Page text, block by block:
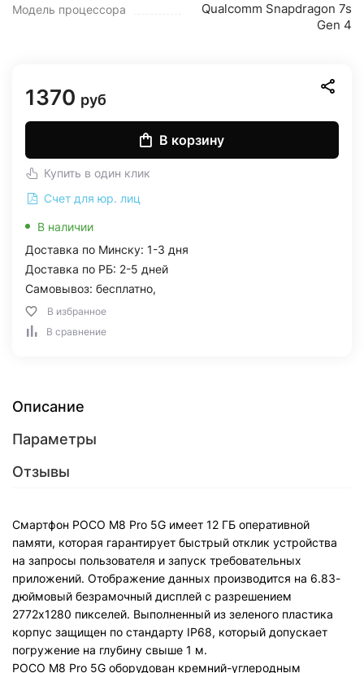
Модель процессора
Qualcomm Snapdragon 7s
Gen 4
1370 руб
В корзину
Купить в один клик
Счет для юр. лиц
В наличии
Доставка по Минску: 1-3 дня
Доставка по РБ: 2-5 дней
Самовывоз: бесплатно,
В избранное
В сравнение
Описание
Параметры
Отзывы
Смартфон POCO M8 Pro 5G имеет 12 ГБ оперативной
памяти, которая гарантирует быстрый отклик устройства
на запросы пользователя и запуск требовательных
приложений. Отображение данных производится на 6.83-
дюймовый безрамочный дисплей с разрешением
2772х1280 пикселей. Выполненный из зеленого пластика
корпус защищен по стандарту IP68, который допускает
погружение на глубину свыше 1 м.
POCO M8 Pro 5G оборудован кремний-углеродным